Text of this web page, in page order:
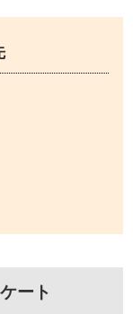
ート